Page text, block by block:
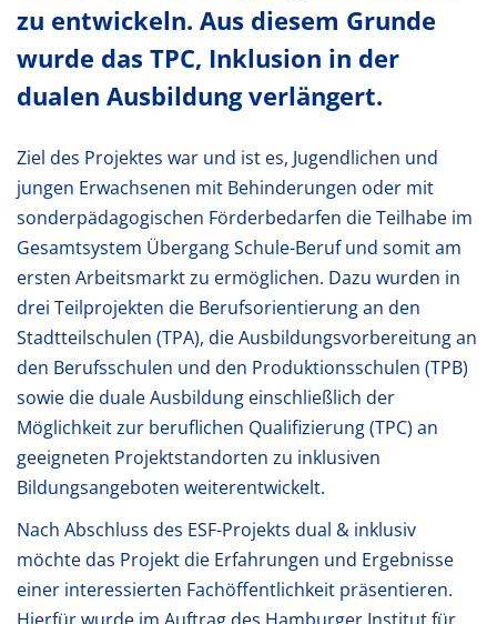
zu entwickeln. Aus diesem Grunde
wurde das TPC, Inklusion in der
dualen Ausbildung verlängert.
Ziel des Projektes war und ist es, Jugendlichen und
jungen Erwachsenen mit Behinderungen oder mit
sonderpädagogischen Förderbedarfen die Teilhabe im
Gesamtsystem Übergang Schule-Beruf und somit am
ersten Arbeitsmarkt zu ermöglichen. Dazu wurden in
drei Teilprojekten die Berufsorientierung an den
Stadtteilschulen (TPA), die Ausbildungsvorbereitung an
den Berufsschulen und den Produktionsschulen (TPB)
sowie die duale Ausbildung einschließlich der
Möglichkeit zur beruflichen Qualifizierung (TPC) an
geeigneten Projektstandorten zu inklusiven
Bildungsangeboten weiterentwickelt.
Nach Abschluss des ESF-Projekts dual & inklusiv
möchte das Projekt die Erfahrungen und Ergebnisse
einer interessierten Fachöffentlichkeit präsentieren.